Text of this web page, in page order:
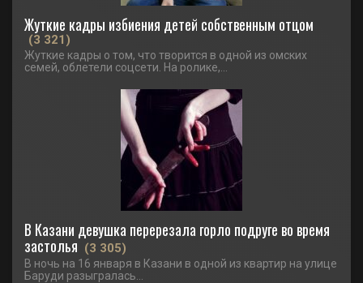
Жуткие кадры избиения детей собственным отцом
(3 321)
Жуткие кадры о том, что творится в одной из омских
семей, облетели соцсети. На ролике,...
В Казани девушка перерезала горло подруге во время
застолья (3 305)
В ночь на 16 января в Казани в одной из квартир на улице
Баруди разыгралась...